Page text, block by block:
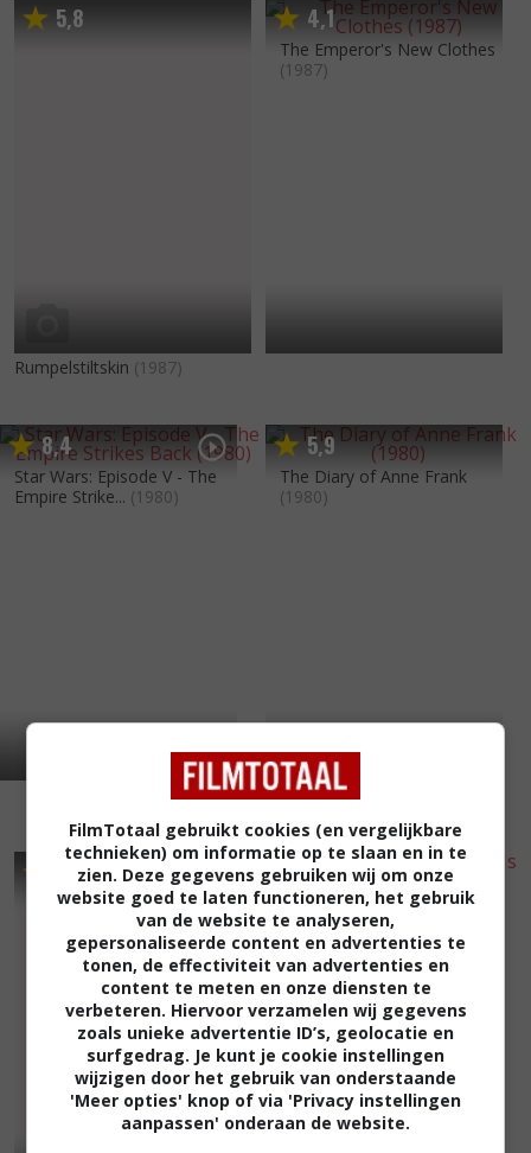
5,8
Rumpelstiltskin (1987)
4,1
The Emperor's New Clothes
(1987)
8,4
Star Wars: Episode V - The
Empire Strike... (1980)
5,9
The Diary of Anne Frank
(1980)
3 5,6
One of Our Dinosaurs Is
Missing (1975)
FilmTotaal gebruikt cookies (en vergelijkbare
technieken) om informatie op te slaan en in te
zien. Deze gegevens gebruiken wij om onze
website goed te laten functioneren, het gebruik
van de website te analyseren,
gepersonaliseerde content en advertenties te
tonen, de effectiviteit van advertenties en
content te meten en onze diensten te
verbeteren. Hiervoor verzamelen wij gegevens
zoals unieke advertentie ID’s, geolocatie en
surfgedrag. Je kunt je cookie instellingen
wijzigen door het gebruik van onderstaande
'Meer opties' knop of via 'Privacy instellingen
aanpassen' onderaan de website.